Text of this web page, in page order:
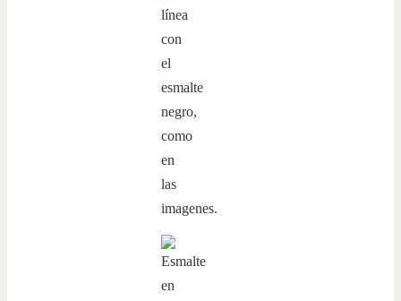
línea
con
el
esmalte
negro,
como
en
las
imagenes.